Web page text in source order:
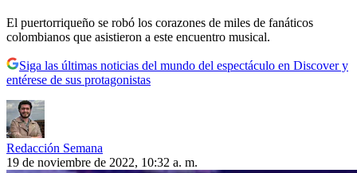
El puertorriqueño se robó los corazones de miles de fanáticos
colombianos que asistieron a este encuentro musical.
Siga las últimas noticias del mundo del espectáculo en Discover y
entérese de sus protagonistas
Redacción Semana
19 de noviembre de 2022, 10:32 a. m.